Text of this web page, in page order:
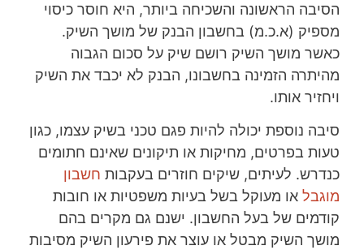
הסיבה הראשונה והשכיחה ביותר, היא חוסר כיסוי
מספיק (א.כ.מ) בחשבון הבנק של מושך השיק.
כאשר מושך השיק רושם שיק על סכום הגבוה
מהיתרה הזמינה בחשבונו, הבנק לא יכבד את השיק
ויחזיר אותו.
סיבה נוספת יכולה להיות פגם טכני בשיק עצמו, כגון
טעות בפרטים, מחיקות או תיקונים שאינם חתומים
כנדרש. לעיתים, שיקים חוזרים בעקבות חשבון
מוגבל או מעוקל בשל בעיות משפטיות או חובות
קודמים של בעל החשבון. ישנם גם מקרים בהם
מושך השיק מבטל או עוצר את פירעון השיק מסיבות